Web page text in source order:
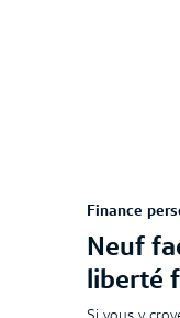
Finance
Neuf
liberté